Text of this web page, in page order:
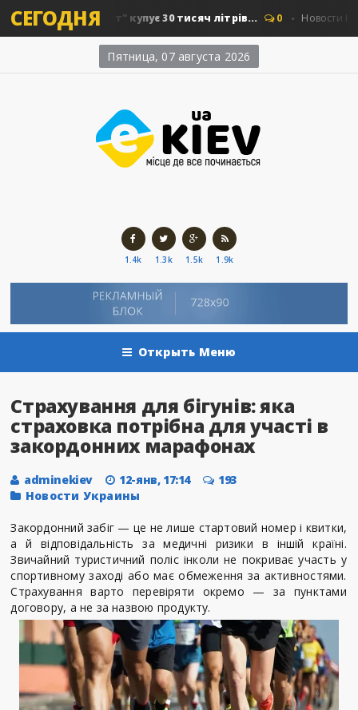
СЕГОДНЯкупує 30 тисяч літрів... 0 Новости Киева
Пятница, 07 августа 2026
1.4k 1.3k 1.5k 1.9k
Открыть Меню
Страхування для бігунів: яка
страховка потрібна для участі в
закордонних марафонах
adminekiev 12-янв, 17:14
193
Новости Украины
Закордонний забіг — це не лише стартовий номер і квитки,
а й відповідальність за медичні ризики в іншій країні.
Звичайний туристичний поліс інколи не покриває участь у
спортивному заході або має обмеження за активностями.
Страхування варто перевіряти окремо — за пунктами
договору, а не за назвою продукту.